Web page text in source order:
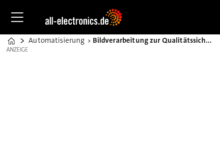
Home
Automatisierung Bildverarbeitung zur Qualitätssicherung in der Folien-Extrusion
ANZEIGE
ANZEIGE